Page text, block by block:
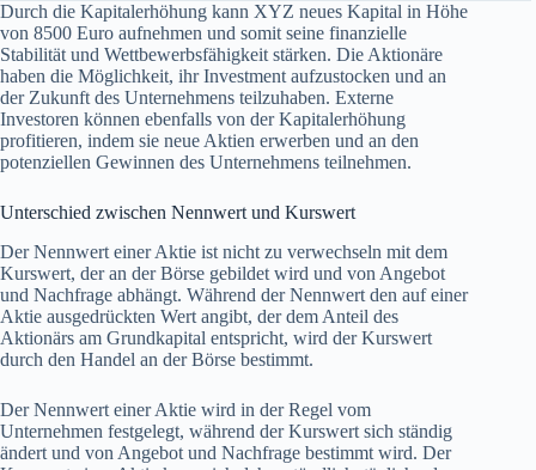
Durch die Kapitalerhöhung kann XYZ neues Kapital in Höhe
von 8500 Euro aufnehmen und somit seine finanzielle
Stabilität und Wettbewerbsfähigkeit stärken. Die Aktionäre
haben die Möglichkeit, ihr Investment aufzustocken und an
der Zukunft des Unternehmens teilzuhaben. Externe
Investoren können ebenfalls von der Kapitalerhöhung
profitieren, indem sie neue Aktien erwerben und an den
potenziellen Gewinnen des Unternehmens teilnehmen.
Unterschied zwischen Nennwert und Kurswert
Der Nennwert einer Aktie ist nicht zu verwechseln mit dem
Kurswert, der an der Börse gebildet wird und von Angebot
und Nachfrage abhängt. Während der Nennwert den auf einer
Aktie ausgedrückten Wert angibt, der dem Anteil des
Aktionärs am Grundkapital entspricht, wird der Kurswert
durch den Handel an der Börse bestimmt.
Der Nennwert einer Aktie wird in der Regel vom
Unternehmen festgelegt, während der Kurswert sich ständig
ändert und von Angebot und Nachfrage bestimmt wird. Der